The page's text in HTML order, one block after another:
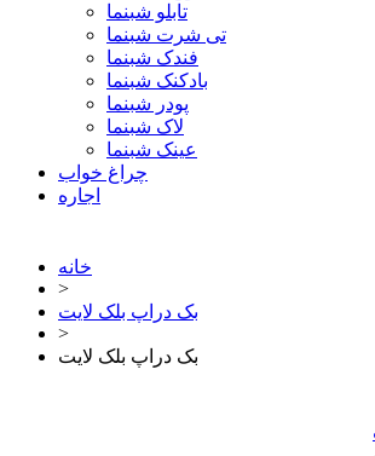
تابلو شبنما
تی شرت شبنما
فندک شبنما
بادکنک شبنما
پودر شبنما
لاک شبنما
عینک شبنما
چراغ خواب
اجاره
خانه
>
بک دراپ بلک لایت
>
بک دراپ بلک لایت